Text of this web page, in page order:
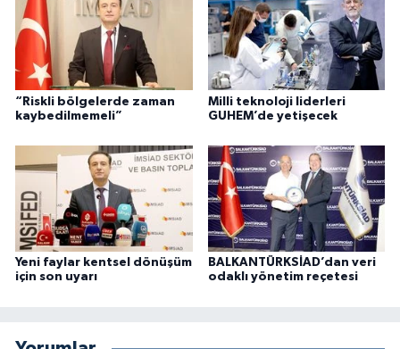
“Riskli bölgelerde zaman
kaybedilmemeli”
Milli teknoloji liderleri
GUHEM’de yetişecek
Yeni faylar kentsel dönüşüm
için son uyarı
BALKANTÜRKSİAD’dan veri
odaklı yönetim reçetesi